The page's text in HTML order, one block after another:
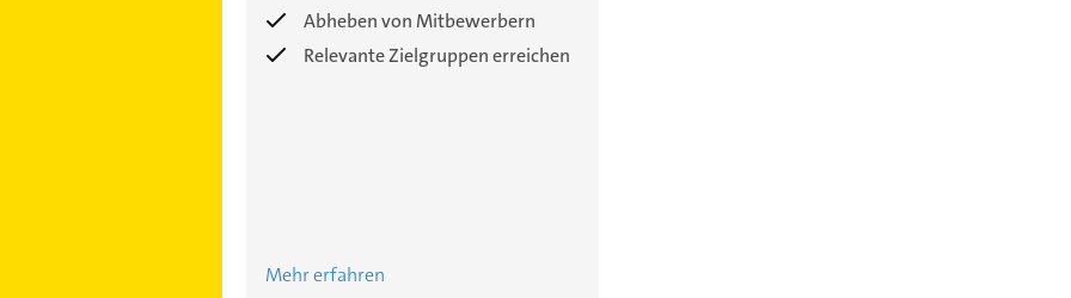
Abheben von Mitbewerbern
Relevante Zielgruppen erreichen
Mehr erfahren